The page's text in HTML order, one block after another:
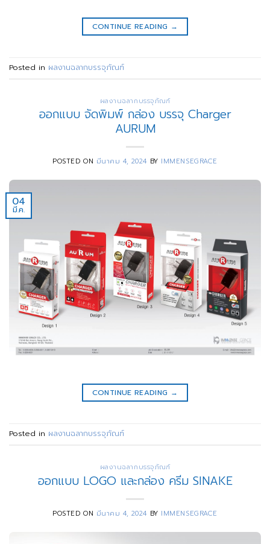
CONTINUE READING →
Posted in ผลงานฉลากบรรจุภัณฑ์
ผลงานฉลากบรรจุภัณฑ์
ออกแบบ จัดพิมพ์ กล่อง บรรจุ Charger
AURUM
POSTED ON มีนาคม 4, 2024 BY IMMENSEGRACE
04
มี.ค.
CONTINUE READING →
Posted in ผลงานฉลากบรรจุภัณฑ์
ผลงานฉลากบรรจุภัณฑ์
ออกแบบ LOGO และกล่อง ครีม SINAKE
POSTED ON มีนาคม 4, 2024 BY IMMENSEGRACE